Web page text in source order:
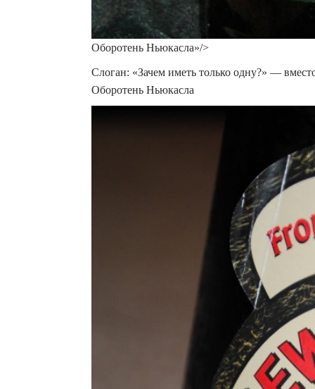
Оборотень Ньюкасла»/>
Слоган: «Зачем иметь только одну?» —
Оборотень Ньюкасла